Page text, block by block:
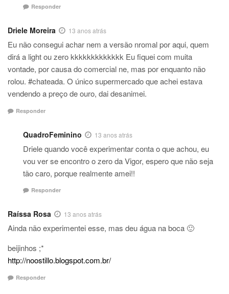
Responder
Driele Moreira 13 anos atrás
Eu não consegui achar nem a versão nromal por aqui, quem
dirá a light ou zero kkkkkkkkkkkkk Eu fiquei com muita
vontade, por causa do comercial ne, mas por enquanto não
rolou. #chateada. O único supermercado que achei estava
vendendo a preço de ouro, dai desanimei.
Responder
QuadroFeminino 13 anos atrás
Driele quando você experimentar conta o que achou, eu
vou ver se encontro o zero da Vigor, espero que não seja
tão caro, porque realmente amei!!
Responder
Raíssa Rosa 13 anos atrás
Ainda não experimentei esse, mas deu água na boca 🙂
beijinhos ;*
http://noostillo.blogspot.com.br/
Responder